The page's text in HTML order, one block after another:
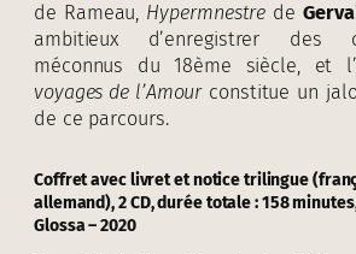
de Rameau, Hypermnestre de
ambitieux d’enregistrer des
méconnus du 18ème siècle, et
voyages de l’Amourconstitue un
de ce parcours.
Coffret avec livret et notice trilingue
allemand), 2 CD, durée totale : 158
Glossa – 2020